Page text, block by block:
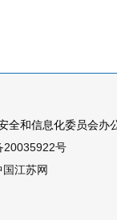
全和信息化委员会办
20035922号
国江苏网